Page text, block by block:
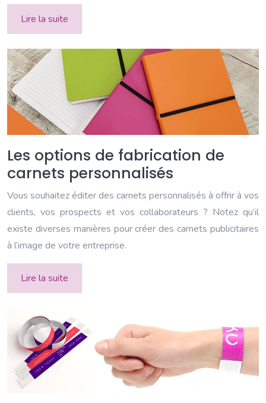
Lire la suite
Les options de fabrication de
carnets personnalisés
Vous souhaitez éditer des carnets personnalisés à offrir à vos
clients, vos prospects et vos collaborateurs ? Notez qu’il
existe diverses manières pour créer des carnets publicitaires
à l’image de votre entreprise.
Lire la suite